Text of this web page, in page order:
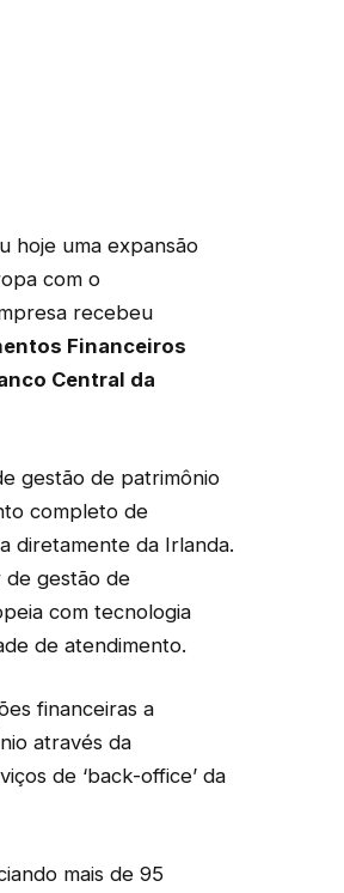
hoje uma expansão
com o
recebeu
Financeiros
Central da
gestão de patrimônio
completo de
diretamente da Irlanda.
de gestão de
com tecnologia
de atendimento.
financeiras a
através da
de ‘back-office’ da
mais de 95